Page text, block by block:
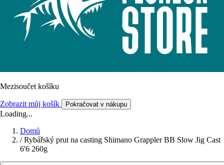
Mezisoučet košíku
Zobrazit můj košík Pokračovat v nákupu
Loading...
Domů
/ Rybářský prut na casting Shimano Grappler BB Slow Jig Cast
6'6 260g